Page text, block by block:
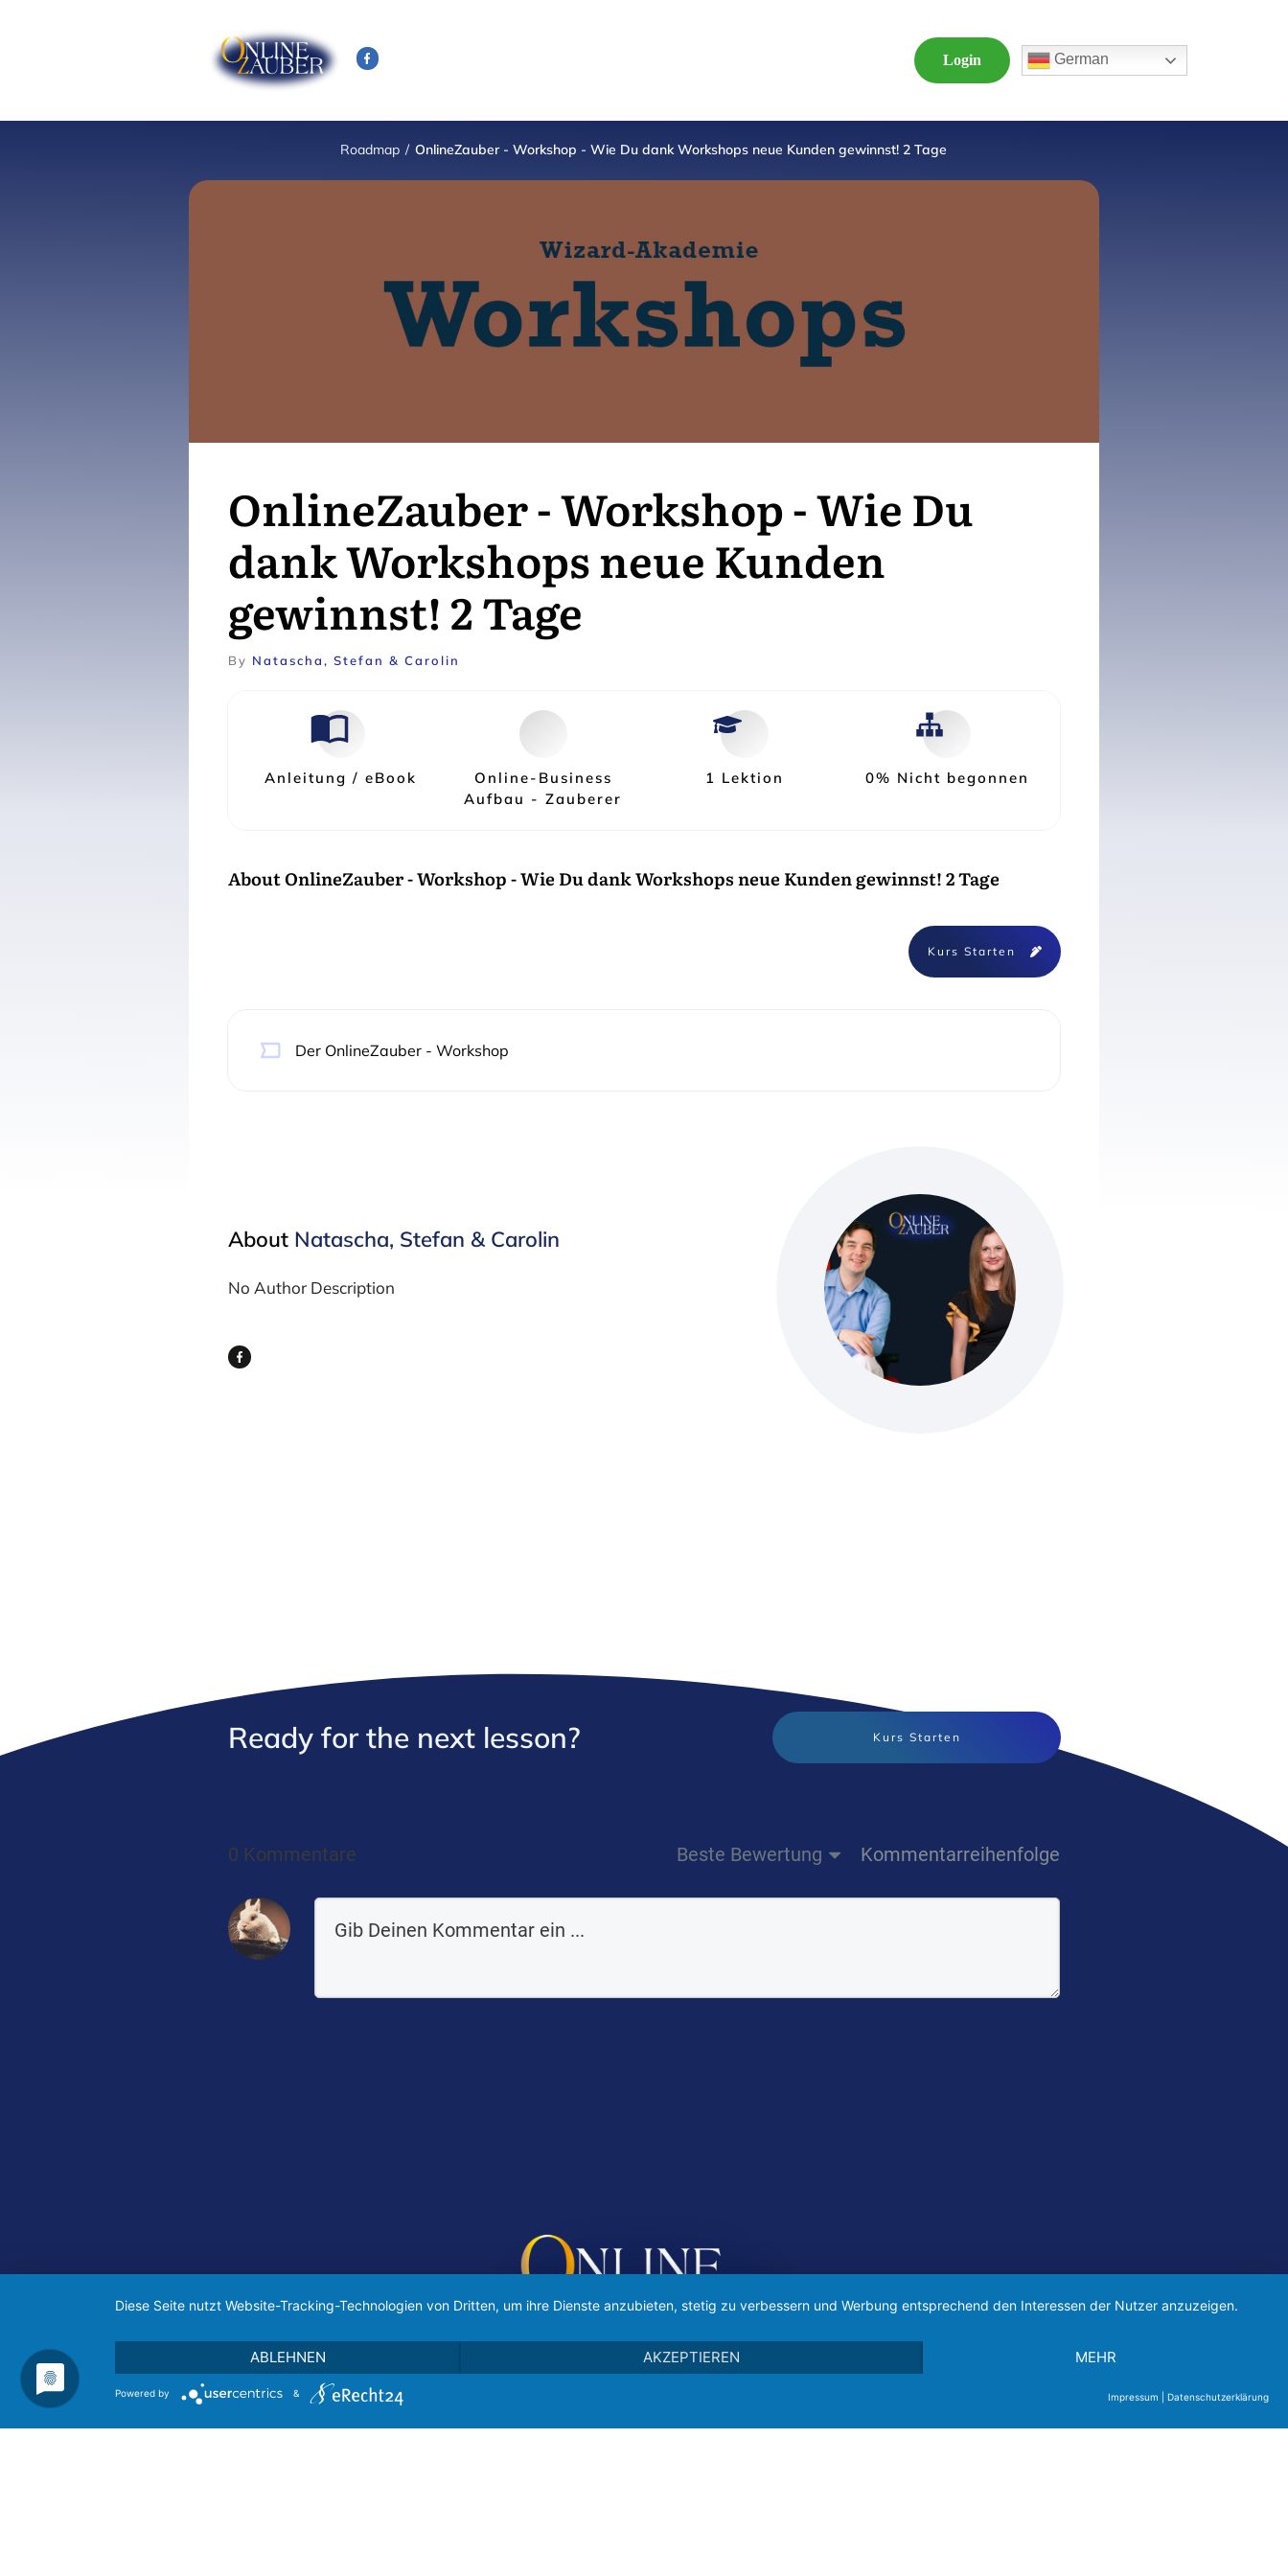
Login German
Roadmap / OnlineZauber - Workshop - Wie Du dank Workshops neue Kunden gewinnst! 2 Tage
OnlineZauber - Workshop - Wie Du
dank Workshops neue Kunden
gewinnst! 2 Tage
By Natascha, Stefan & Carolin
Anleitung / eBook
Online-Business
Aufbau - Zauberer
1 Lektion 0% Nicht begonnen
AboutOnlineZauber - Workshop - Wie Du dank Workshops neue Kunden gewinnst! 2 Tage
Kurs Starten
Der OnlineZauber - Workshop
About Natascha, Stefan & Carolin
No Author Description
Ready for the next lesson? Kurs Starten
0 Kommentare Beste Bewertung Kommentarreihenfolge
Alle Rechte gesichert 2022-2027OnlineZauber 2022-2027-Datenschutz|Impressum
Diese Seite nutzt Website-Tracking-Technologien von Dritten, um ihre Dienste anzubieten, stetig zu verbessern und Werbung entsprechend den Interessen der Nutzer anzuzeigen.
ABLEHNEN AKZEPTIEREN MEHR
Powered by & Impressum Datenschutzerklärung